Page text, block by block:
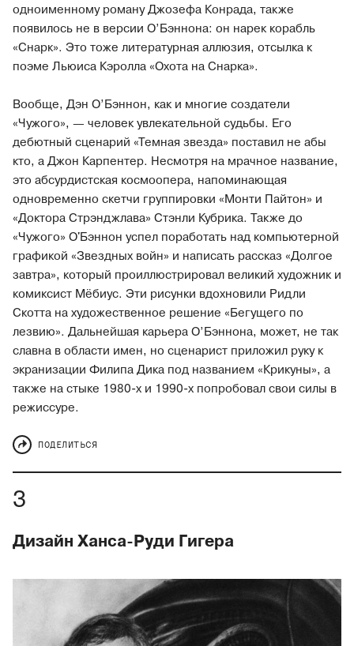
одноименному роману Джозефа Конрада, также
появилось не в версии О’Бэннона: он нарек корабль
«Снарк». Это тоже литературная аллюзия, отсылка к
поэме Льюиса Кэролла «Охота на Снарка».
Вообще, Дэн О’Бэннон, как и многие создатели
«Чужого», — человек увлекательной судьбы. Его
дебютный сценарий «Темная звезда» поставил не абы
кто, а Джон Карпентер. Несмотря на мрачное название,
это абсурдистская космоопера, напоминающая
одновременно скетчи группировки «Монти Пайтон» и
«Доктора Стрэнджлава» Стэнли Кубрика. Также до
«Чужого» О'Бэннон успел поработать над компьютерной
графикой «Звездных войн» и написать рассказ «Долгое
завтра», который проиллюстрировал великий художник и
комиксист Мёбиус. Эти рисунки вдохновили Ридли
Скотта на художественное решение «Бегущего по
лезвию». Дальнейшая карьера О’Бэннона, может, не так
славна в области имен, но сценарист приложил руку к
экранизации Филипа Дика под названием «Крикуны», а
также на стыке 1980-х и 1990-х попробовал свои силы в
режиссуре.
ПОДЕЛИТЬСЯ
Дизайн Ханса-Руди Гигера